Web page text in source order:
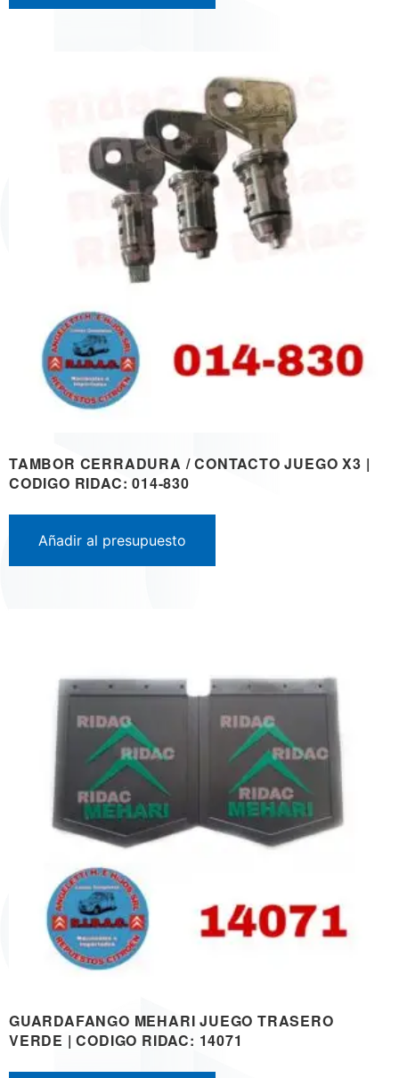
TAMBOR CERRADURA / CONTACTO JUEGO X3 |
CODIGO RIDAC: 014-830
Añadir al presupuesto
GUARDAFANGO MEHARI JUEGO TRASERO
VERDE | CODIGO RIDAC: 14071